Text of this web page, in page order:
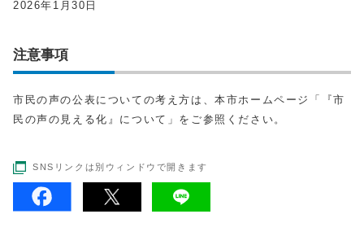
2026年1月30日
注意事項
市民の声の公表についての考え方は、本市ホームページ「『市
民の声の見える化』について」をご参照ください。
SNSリンクは別ウィンドウで開きます